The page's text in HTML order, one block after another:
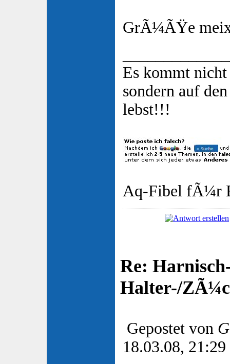
GrÃ¼ÃŸe
Es kommt nicht
sondern auf
lebst!!!
Aq-Fibel fÃ¼r
Re:
Halter-/
Gepostet von
18.03.08, 21:29